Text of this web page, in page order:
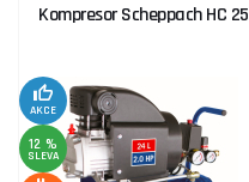
Kompresor Scheppach HC 25
AKCE
12 %
SLEVA